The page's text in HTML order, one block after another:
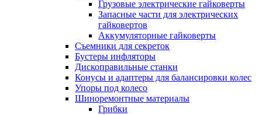
Грузовые электрические гайковерты
Запасные части для электрических
гайковертов
Аккумуляторные гайковерты
Съемники для секреток
Бустеры инфляторы
Дископравильные станки
Конусы и адаптеры для балансировки колес
Упоры под колесо
Шиноремонтные материалы
Грибки